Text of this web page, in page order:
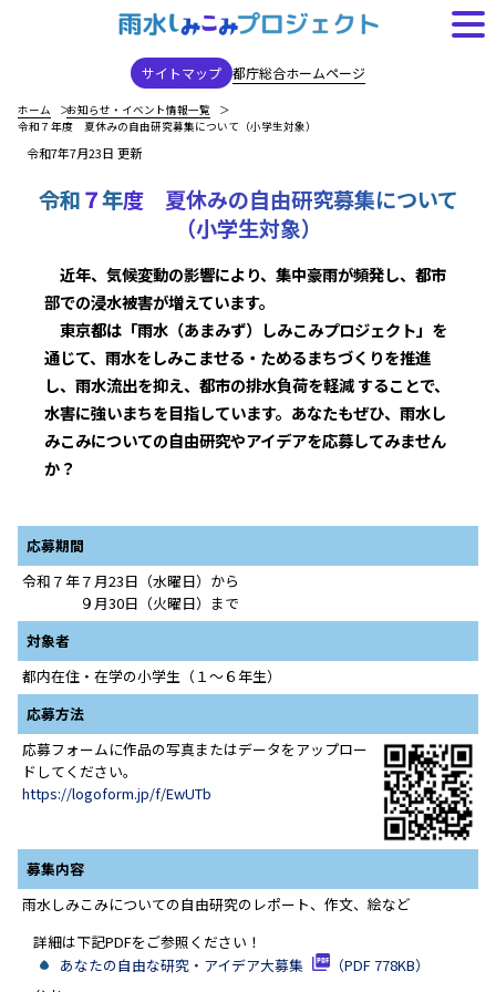
サイトマップ 都庁総合ホームページ
ホーム
お知らせ・イベント情報一覧
令和７年度 夏休みの自由研究募集について（小学生対象）
令和7年7月23日 更新
令和７年度 夏休みの自由研究募集について
（小学生対象）
近年、気候変動の影響により、集中豪雨が頻発し、都市
部での浸水被害が増えています。
東京都は「雨水（あまみず）しみこみプロジェクト」を
通じて、雨水をしみこませる・ためるまちづくりを推進
し、雨水流出を抑え、都市の排水負荷を軽減 することで、
水害に強いまちを目指しています。あなたもぜひ、雨水し
みこみについての自由研究やアイデアを応募してみません
か？
応募期間
令和７年７月23日（水曜日）から
９月30日（火曜日）まで
対象者
都内在住・在学の小学生（１～６年生）
応募方法
応募フォームに作品の写真またはデータをアップロー
ドしてください。
https://logoform.jp/f/EwUTb
募集内容
雨水しみこみについての自由研究のレポート、作文、絵など
詳細は下記PDFをご参照ください！
あなたの自由な研究・アイデア大募集
（PDF 778KB）